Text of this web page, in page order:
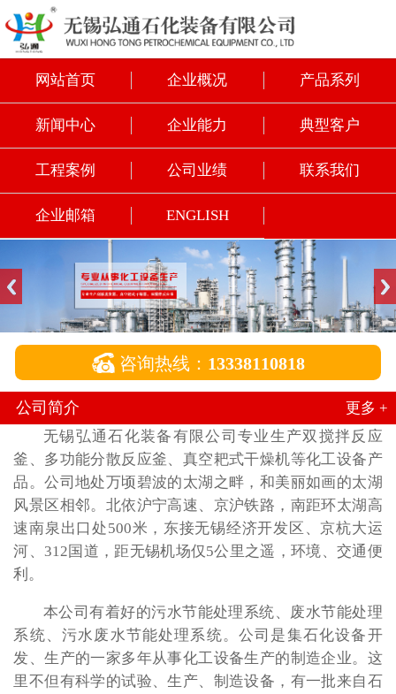
网站首页 企业概况 产品系列
新闻中心 企业能力 典型客户
工程案例 公司业绩 联系我们
企业邮箱 ENGLISH
 咨询热线： 13338110818
公司简介
更多 +
无锡弘通石化装备有限公司专业生产双搅拌反应
釜、多功能分散反应釜、真空耙式干燥机等化工设备产
品。公司地处万顷碧波的太湖之畔，和美丽如画的太湖
风景区相邻。北依沪宁高速、京沪铁路，南距环太湖高
速南泉出口处500米，东接无锡经济开发区、京杭大运
河、312国道，距无锡机场仅5公里之遥，环境、交通便
利。
本公司有着好的污水节能处理系统、废水节能处理
系统、污水废水节能处理系统。公司是集石化设备开
发、生产的一家多年从事化工设备生产的制造企业。这
里不但有科学的试验、生产、制造设备，有一批来自石